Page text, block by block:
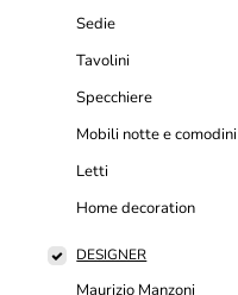
Sedie
Tavolini
Specchiere
Mobili notte e comodini
Letti
Home decoration
DESIGNER
Maurizio Manzoni